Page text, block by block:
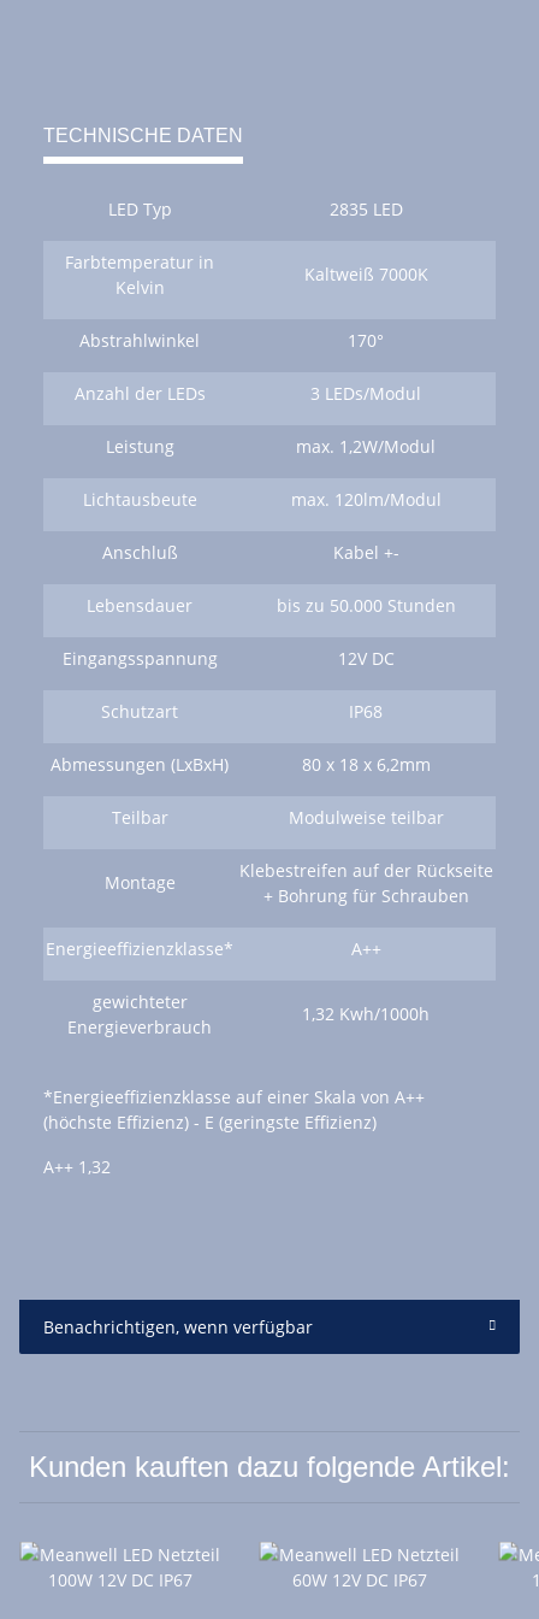
TECHNISCHE DATEN
LED Typ 2835 LED
Farbtemperatur in
Kelvin
Kaltweiß 7000K
Abstrahlwinkel 170°
Anzahl der LEDs 3 LEDs/Modul
Leistung max. 1,2W/Modul
Lichtausbeute max. 120lm/Modul
Anschluß Kabel +-
Lebensdauer bis zu 50.000 Stunden
Eingangsspannung 12V DC
Schutzart IP68
Abmessungen (LxBxH) 80 x 18 x 6,2mm
Teilbar Modulweise teilbar
Montage
Klebestreifen auf der Rückseite
+ Bohrung für Schrauben
Energieeffizienzklasse* A++
gewichteter
Energieverbrauch
1,32 Kwh/1000h
*Energieeffizienzklasse auf einer Skala von A++
(höchste Effizienz) - E (geringste Effizienz)
A++ 1,32
Benachrichtigen, wenn verfügbar
Kunden kauften dazu folgende Artikel: